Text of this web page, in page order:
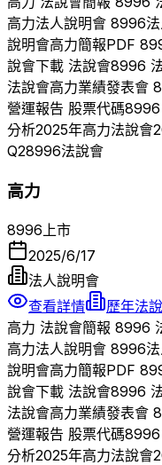
高力法人說明會 8996
說明會高力簡報PDF
說會下載 法說會8996
法說會高力業績發表會
營運報告 股票代碼8996
分析2025年高力法說會
Q28996法說會
高力
8996 上市
2025/6/17
法人說明會
查看詳情
歷年法
高力 法說會簡報 8996
高力法人說明會 8996
說明會高力簡報PDF
說會下載 法說會8996
法說會高力業績發表會
營運報告 股票代碼8996
分析2025年高力法說會